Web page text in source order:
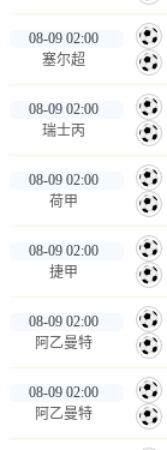
08-09 02:00
塞尔超
08-09 02:00
瑞士丙
08-09 02:00
荷甲
08-09 02:00
捷甲
08-09 02:00
阿乙曼特
08-09 02:00
阿乙曼特